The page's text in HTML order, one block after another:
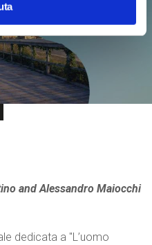
andAlessandro Maiocchi
dedicata a "L’uomo